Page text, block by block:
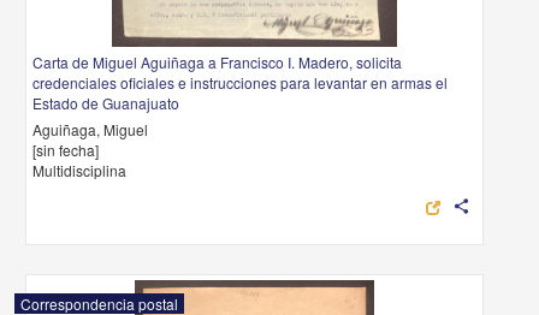
Carta de Miguel Aguiñaga a Francisco I. Madero, solicita
credenciales oficiales e instrucciones para levantar en armas el
Estado de Guanajuato
Aguiñaga, Miguel
[sin fecha]
Multidisciplina
share
Correspondencia postal